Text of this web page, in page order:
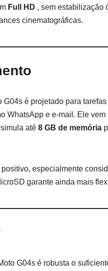
Full HD , sem estabilização
cinematográficas.
G04s é projetado para
WhatsApp e e-mail. Ele vem
até 8 GB de memória
especialmente
garante ainda mais
G04s é robusta o